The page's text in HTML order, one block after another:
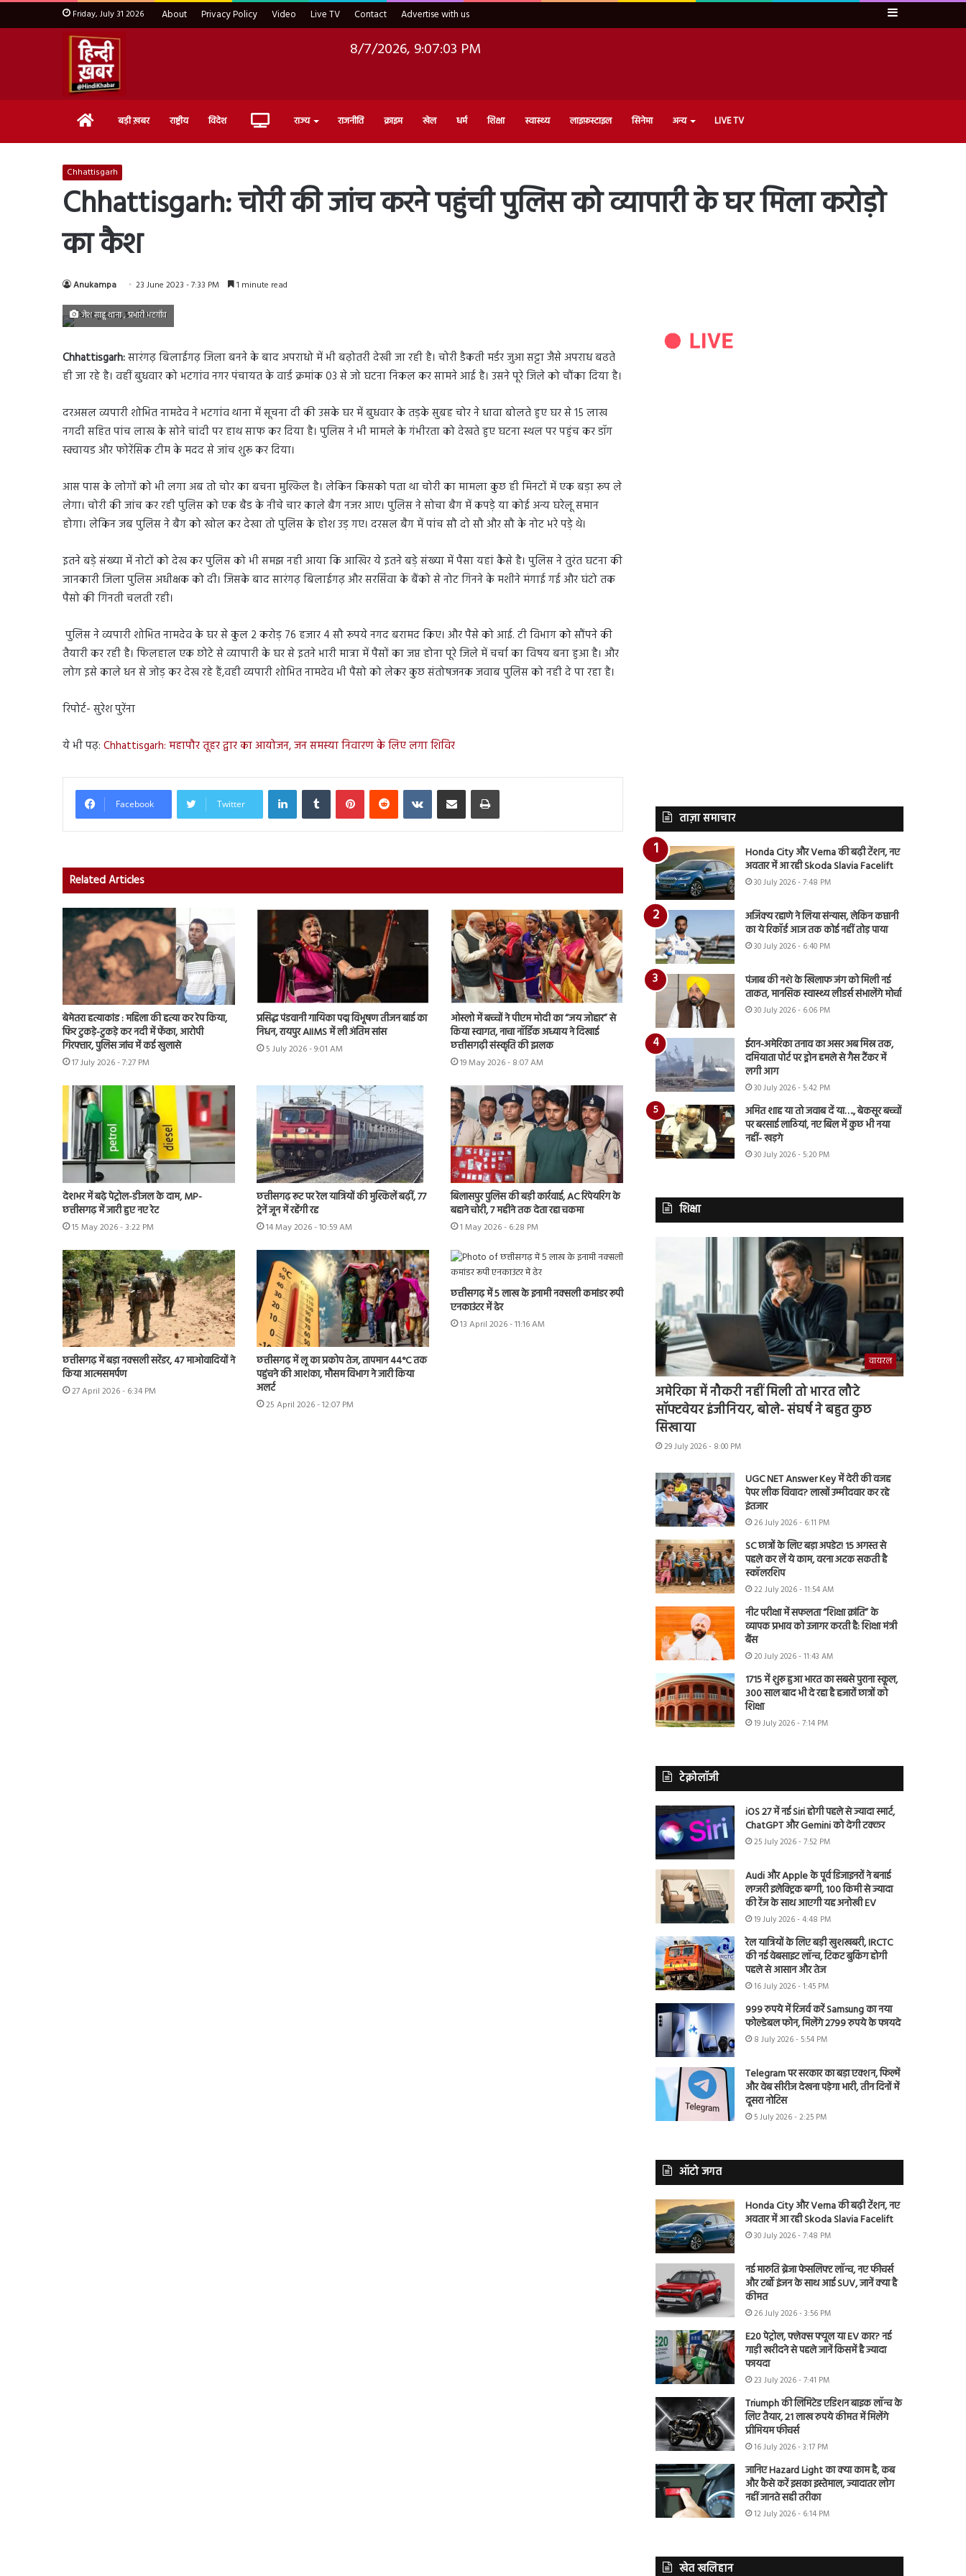
Friday, July 31 2026 About Privacy Policy Video Live TV Contact Advertise with us Sidebar
8/7/2026, 9:07:04 PM
Home बड़ी ख़बर राष्ट्रीय विदेश Live राज्य राजनीति क्राइम खेल धर्म शिक्षा स्वास्थ्य लाइफ़स्टाइल सिनेमा अन्य LIVE TV
Chhattisgarh
Chhattisgarh: चोरी की जांच करने पहुंची पुलिस को व्यापारी के घर मिला करोड़ो
का कैश
Anukampa 23 June 2023 - 7:33 PM 1 minute read
जेश साहू थाना , प्रभारी भटगाँव
Chhattisgarh:सारंगढ़ बिलाईगढ़ जिला बनने के बाद अपराधो में भी बढ़ोतरी देखी जा रही है। चोरी डैकती मर्डर जुआ सट्टा जैसे अपराध बढते
ही जा रहे है। वहीं बुधवार को भटगांव नगर पंचायत के वार्ड क्रमांक 03 से जो घटना निकल कर सामने आई है। उसने पूरे जिले को चौंका दिया है।
दरअसल व्यपारी शोभित नामदेव ने भटगांव थाना में सूचना दी की उसके घर में बुधवार के तड़के सुबह चोर ने धावा बोलते हुए घर से 15 लाख
नगदी सहित पांच लाख के सोने चांदी पर हाथ साफ कर दिया है। पुलिस ने भी मामले के गंभीरता को देखते हुए घटना स्थल पर पहुंच कर डॉग
स्क्वायड और फोरेंसिक टीम के मदद से जांच शुरू कर दिया।
आस पास के लोगों को भी लगा अब तो चोर का बचना मुश्किल है। लेकिन किसको पता था चोरी का मामला कुछ ही मिनटों में एक बड़ा रूप ले
लेगा। चोरी की जांच कर रही पुलिस को एक बैड के नीचे चार काले बैग नजर आए। पुलिस ने सोचा बैग में कपड़े या कोई अन्य घरेलू समान
होगा। लेकिन जब पुलिस ने बैग को खोल कर देखा तो पुलिस के होश उड़ गए। दरसल बैग में पांच सौ दो सौ और सौ के नोट भरे पड़े थे।
इतने बड़े संख्या में नोटों को देख कर पुलिस को भी समझ नही आया कि आखिर ये इतने बड़े संख्या में पैसा यहां कैसे है। पुलिस ने तुरंत घटना की
जानकारी जिला पुलिस अधीक्षक को दी। जिसके बाद सारंगढ़ बिलाईगढ़ और सरसिंवा के बैंको से नोट गिनने के मशीने मंगाई गई और घंटो तक
पैसो की गिनती चलती रही।
पुलिस ने व्यपारी शोभित नामदेव के घर से कुल 2 करोड़ 76 हजार 4 सौ रूपये नगद बरामद किए। और पैसे को आई. टी विभाग को सौंपने की
तैयारी कर रही है। फिलहाल एक छोटे से व्यापारी के घर से इतने भारी मात्रा में पैसों का जप्त होना पूरे जिले में चर्चा का विषय बना हुआ है। और
लोग इसे काले धन से जोड़ कर देख रहे हैं,वही व्यपारी शोभित नामदेव भी पैसो को लेकर कुछ संतोषजनक जवाब पुलिस को नही दे पा रहा है।
रिपोर्ट- सुरेश पुरेंना
ये भी पढ़: Chhattisgarh: महापौर तूहर द्वार का आयोजन, जन समस्या निवारण के लिए लगा शिविर
Facebook Twitter
LinkedInTumblr PinterestReddit VKontakteShare via Email Print
Related Articles
बेमेतरा हत्याकांड : महिला की हत्या कर रेप किया,
फिर टुकड़े-टुकड़े कर नदी में फेंका, आरोपी
गिरफ्तार, पुलिस जांच में कई खुलासे
17 July 2026 - 7:27 PM
प्रसिद्ध पंडवानी गायिका पद्म विभूषण तीजन बाई का
निधन, रायपुर AIIMS में ली अंतिम सांस
5 July 2026 - 9:01 AM
ओस्लो में बच्चों ने पीएम मोदी का “जय जोहार” से
किया स्वागत, नाचा नॉर्डिक अध्याय ने दिखाई
छत्तीसगढ़ी संस्कृति की झलक
19 May 2026 - 8:07 AM
देशभर में बढ़े पेट्रोल-डीजल के दाम, MP-
छत्तीसगढ़ में जारी हुए नए रेट
15 May 2026 - 3:22 PM
छत्तीसगढ़ रूट पर रेल यात्रियों की मुश्किलें बढ़ीं, 77
ट्रेनें जून में रहेंगी रद्द
14 May 2026 - 10:59 AM
बिलासपुर पुलिस की बड़ी कार्रवाई, AC रिपेयरिंग के
बहाने चोरी, 7 महीने तक देता रहा चकमा
1 May 2026 - 6:28 PM
छत्तीसगढ़ में बड़ा नक्सली सरेंडर, 47 माओवादियों ने
किया आत्मसमर्पण
27 April 2026 - 6:34 PM
छत्तीसगढ़ में लू का प्रकोप तेज, तापमान 44°C तक
पहुंचने की आशंका, मौसम विभाग ने जारी किया
अलर्ट
25 April 2026 - 12:07 PM
छत्तीसगढ़ में 5 लाख के इनामी नक्सली कमांडर रूपी
एनकाउंटर में ढेर
13 April 2026 - 11:16 AM
ताज़ा समाचार
Honda City और Verna की बढ़ी टेंशन, नए
अवतार में आ रही Skoda Slavia Facelift
30 July 2026 - 7:48 PM
अजिंक्य रहाणे ने लिया संन्यास, लेकिन कप्तानी
का ये रिकॉर्ड आज तक कोई नहीं तोड़ पाया
30 July 2026 - 6:40 PM
पंजाब की नशे के खिलाफ जंग को मिली नई
ताकत, मानसिक स्वास्थ्य लीडर्स संभालेंगे मोर्चा
30 July 2026 - 6:06 PM
ईरान-अमेरिका तनाव का असर अब मिस्र तक,
दमियाता पोर्ट पर ड्रोन हमले से गैस टैंकर में
लगी आग
30 July 2026 - 5:42 PM
अमित शाह या तो जवाब दें या…., बेकसूर बच्चों
पर बरसाई लाठियां, नए बिल में कुछ भी नया
नहीं- खड़गे
30 July 2026 - 5:20 PM
शिक्षा
वायरल
अमेरिका में नौकरी नहीं मिली तो भारत लौटे
सॉफ्टवेयर इंजीनियर, बोले- संघर्ष ने बहुत कुछ
सिखाया
29 July 2026 - 8:00 PM
UGC NET Answer Key में देरी की वजह
पेपर लीक विवाद? लाखों उम्मीदवार कर रहे
इंतजार
26 July 2026 - 6:11 PM
SC छात्रों के लिए बड़ा अपडेट! 15 अगस्त से
पहले कर लें ये काम, वरना अटक सकती है
स्कॉलरशिप
22 July 2026 - 11:54 AM
नीट परीक्षा में सफलता “शिक्षा क्रांति” के
व्यापक प्रभाव को उजागर करती है: शिक्षा मंत्री
बैंस
20 July 2026 - 11:43 AM
1715 में शुरू हुआ भारत का सबसे पुराना स्कूल,
300 साल बाद भी दे रहा है हजारों छात्रों को
शिक्षा
19 July 2026 - 7:14 PM
टेक्नोलॉजी
iOS 27 में नई Siri होगी पहले से ज्यादा स्मार्ट,
ChatGPT और Gemini को देगी टक्कर
25 July 2026 - 7:52 PM
Audi और Apple के पूर्व डिजाइनरों ने बनाई
लग्जरी इलेक्ट्रिक बग्गी, 100 किमी से ज्यादा
की रेंज के साथ आएगी यह अनोखी EV
19 July 2026 - 4:48 PM
रेल यात्रियों के लिए बड़ी खुशखबरी, IRCTC
की नई वेबसाइट लॉन्च, टिकट बुकिंग होगी
पहले से आसान और तेज
16 July 2026 - 1:45 PM
999 रुपये में रिजर्व करें Samsung का नया
फोल्डेबल फोन, मिलेंगे 2799 रुपये के फायदे
8 July 2026 - 5:54 PM
Telegram पर सरकार का बड़ा एक्शन, फिल्में
और वेब सीरीज देखना पड़ेगा भारी, तीन दिनों में
दूसरा नोटिस
5 July 2026 - 2:25 PM
ऑटो जगत
Honda City और Verna की बढ़ी टेंशन, नए
अवतार में आ रही Skoda Slavia Facelift
30 July 2026 - 7:48 PM
नई मारुति ब्रेजा फेसलिफ्ट लॉन्च, नए फीचर्स
और टर्बो इंजन के साथ आई SUV, जानें क्या है
कीमत
26 July 2026 - 3:56 PM
E20 पेट्रोल, फ्लेक्स फ्यूल या EV कार? नई
गाड़ी खरीदने से पहले जानें किसमें है ज्यादा
फायदा
23 July 2026 - 7:41 PM
Triumph की लिमिटेड एडिशन बाइक लॉन्च के
लिए तैयार, 21 लाख रुपये कीमत में मिलेंगे
प्रीमियम फीचर्स
16 July 2026 - 3:17 PM
जानिए Hazard Light का क्या काम है, कब
और कैसे करें इसका इस्तेमाल, ज्यादातर लोग
नहीं जानते सही तरीका
12 July 2026 - 6:14 PM
खेत खलिहान